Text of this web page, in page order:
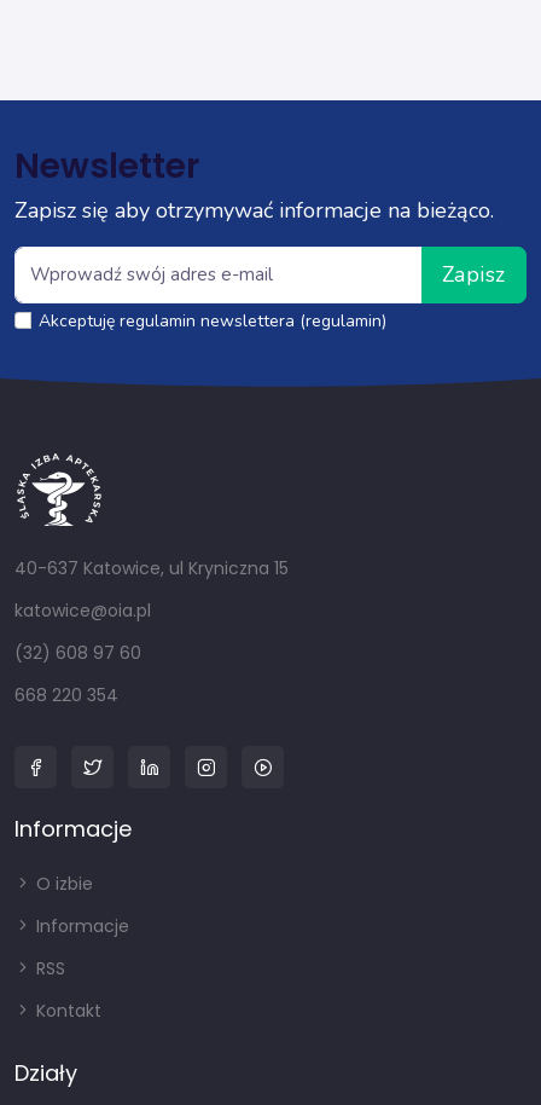
Newsletter
Zapisz się aby otrzymywać informacje na bieżąco.
Zapisz
Akceptuję regulamin newslettera (regulamin)
40-637 Katowice, ul Kryniczna 15
katowice@oia.pl
(32) 608 97 60
668 220 354
Informacje
O izbie
Informacje
RSS
Kontakt
Działy